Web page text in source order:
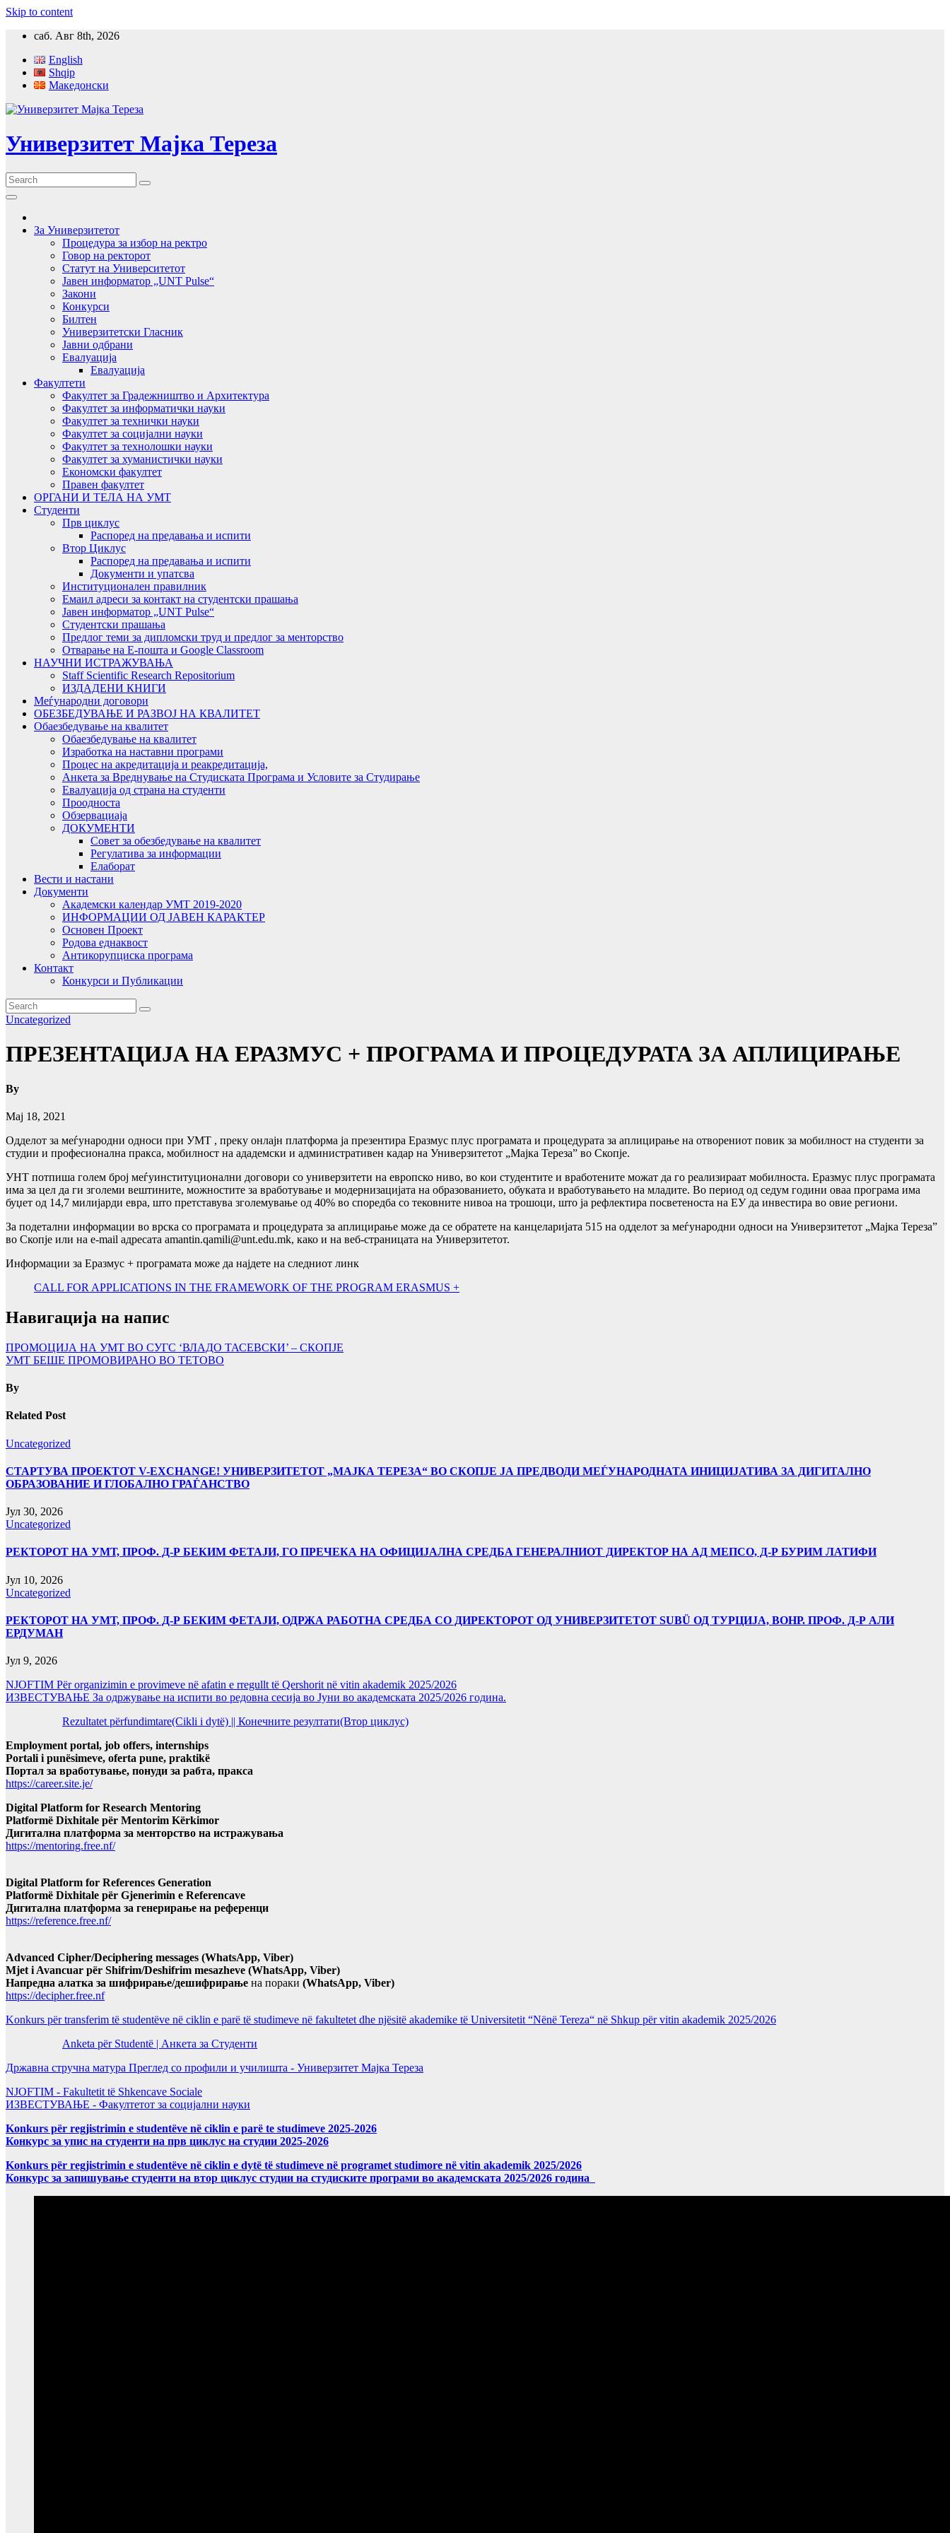
Skip to content
саб. Авг 8th, 2026
English
Shqip
Македонски
Универзитет Мајка Тереза
За Универзитетот
Процедура за избор на ректро
Говор на ректорот
Статут на Университетот
Јавен информатор „UNT Pulse“
Закони
Конкурси
Билтен
Универзитетски Гласник
Јавни одбрани
Евалуација
Евалуација
Факултети
Факултет за Градежништво и Архитектура
Факултет за информатички науки
Факултет за технички науки
Факултет за социјални науки
Факултет за технолошки науки
Факултет за хуманистички науки
Економски факултет
Правен факултет
ОРГАНИ И ТЕЛА НА УМТ
Студенти
Прв циклус
Распоред на предавањa и испити
Втор Циклус
Распоред на предавањa и испити
Документи и упатсва
Институционален правилник
Емаил адреси за контакт на студентски прашања
Јавен информатор „UNT Pulse“
Студентски прашања
Предлог теми за дипломски труд и предлог за менторство
Отварање на Е-пошта и Google Classroom
НАУЧНИ ИСТРАЖУВАЊА
Staff Scientific Research Repositorium
ИЗДАДЕНИ КНИГИ
Меѓународни договори
ОБЕЗБЕДУВАЊЕ И РАЗВОЈ НА КВАЛИТЕТ
Обаезбедување на квалитет
Обаезбедување на квалитет
Изработка на наставни програми
Процес на акредитација и реакредитација,
Анкета за Вреднување на Студиската Програма и Условите за Студирање
Евалуација од страна на студенти
Проодноста
Обзервациаја
ДОКУМЕНТИ
Совет за обезбедување на квалитет
Регулатива за информации
Елаборат
Вести и настани
Документи
Академски календар УМТ 2019-2020
ИНФОРМАЦИИ ОД ЈАВЕН КАРАКТЕР
Основен Проект
Родова еднаквост
Антикорупциска програма
Контакт
Конкурси и Публикации
Uncategorized
ПРЕЗЕНТАЦИЈА НА ЕРАЗМУС + ПРОГРАМА И ПРОЦЕДУРАТА ЗА АПЛИЦИРАЊЕ
By
Мај 18, 2021
Одделот за меѓународни односи при УМТ , преку онлајн платформа ја презентира Еразмус плус програмата и процедурата за аплицирање на отворениот повик за мобилност на студенти за
студии и професионална пракса, мобилност на ададемски и административен кадар на Универзитетот „Мајка Тереза” во Скопје.
УНТ потпиша голем број меѓуинституционални договори со универзитети на европско ниво, во кои студентите и вработените можат да го реализираат мобилноста. Еразмус плус програмата
има за цел да ги зголеми вештините, можностите за вработување и модернизацијата на образованието, обуката и вработувањето на младите. Во период од седум години оваа програма има
буџет од 14,7 милијарди евра, што претставува зголемување од 40% во споредба со тековните нивоа на трошоци, што ја рефлектира посветеноста на ЕУ да инвестира во овие региони.
За подетални информации во врска со програмата и процедурата за аплицирање може да се обратете на канцеларијата 515 на одделот за меѓународни односи на Универзитетот „Мајка Тереза”
во Скопје или на е-mail адресата amantin.qamili@unt.edu.mk, како и на веб-страницата на Универзитетот.
Информации за Еразмус + програмата може да најдете на следниот линк
CALL FOR APPLICATIONS IN THE FRAMEWORK OF THE PROGRAM ERASMUS +
Навигација на напис
ПРОМОЦИЈА НА УМТ ВО СУГС ‘ВЛАДО ТАСЕВСКИ’ – СКОПЈЕ
УМТ БЕШЕ ПРОМОВИРАНО ВО ТЕТОВО
By
Related Post
Uncategorized
СТАРТУВА ПРОЕКТОТ V-EXCHANGE! УНИВЕРЗИТЕТОТ „МАЈКА ТЕРЕЗА“ ВО СКОПЈЕ ЈА ПРЕДВОДИ МЕЃУНАРОДНАТА ИНИЦИЈАТИВА ЗА ДИГИТАЛНО
ОБРАЗОВАНИЕ И ГЛОБАЛНО ГРАЃАНСТВО
Јул 30, 2026
Uncategorized
РЕКТОРОТ НА УМТ, ПРОФ. Д-Р БЕКИМ ФЕТАЈИ, ГО ПРЕЧЕКА НА ОФИЦИЈАЛНА СРЕДБА ГЕНЕРАЛНИОТ ДИРЕКТОР НА АД МЕПСО, Д-Р БУРИМ ЛАТИФИ
Јул 10, 2026
Uncategorized
РЕКТОРОТ НА УМТ, ПРОФ. Д-Р БЕКИМ ФЕТАЈИ, ОДРЖА РАБОТНА СРЕДБА СО ДИРЕКТОРОТ ОД УНИВЕРЗИТЕТОТ SUBÜ ОД ТУРЦИЈА, ВОНР. ПРОФ. Д-Р АЛИ
ЕРДУМАН
Јул 9, 2026
NJOFTIM Për organizimin e provimeve në afatin e rregullt të Qershorit në vitin akademik 2025/2026
ИЗВЕСТУВАЊЕ За одржување на испити во редовна сесија во Јуни во академската 2025/2026 година.
Rezultatet përfundimtare(Cikli i dytë) || Конечните резултати(Втор циклус)
Employment portal, job offers, internships
Portali i punësimeve, oferta pune, praktikë
Портал за вработување, понуди за рабта, пракса
https://career.site.je/
Digital Platform for Research Mentoring
Platformë Dixhitale për Mentorim Kërkimor
Дигитална платформа за менторство на истражувања
https://mentoring.free.nf/
Digital Platform for References Generation
Platformë Dixhitale për Gjenerimin e Referencave
Дигитална платформа за генерирање на референци
https://reference.free.nf/
Advanced Cipher/Deciphering messages (WhatsApp, Viber)
Mjet i Avancuar për Shifrim/Deshifrim mesazheve (WhatsApp, Viber)
Напредна алатка за шифрирање/дешифрирање на пораки (WhatsApp, Viber)
https://decipher.free.nf
Konkurs për transferim të studentëve në ciklin e parë të studimeve në fakultetet dhe njësitë akademike të Universitetit “Nënë Tereza“ në Shkup për vitin akademik 2025/2026
Anketa për Studentë | Анкета за Студенти
Државна стручна матура Преглед со профили и училишта - Универзитет Мајка Тереза
NJOFTIM - Fakultetit të Shkencave Sociale
ИЗВЕСТУВАЊЕ - Факултетот за социјални науки
Konkurs për regjistrimin e studentëve në ciklin e parë te studimeve 2025-2026
Конкурс за упис на студенти на прв циклус на студии 2025-2026
Konkurs për regjistrimin e studentëve në ciklin e dytë të studimeve në programet studimore në vitin akademik 2025/2026
Конкурс за запишување студенти на втор циклус студии на студиските програми во академската 2025/2026 година